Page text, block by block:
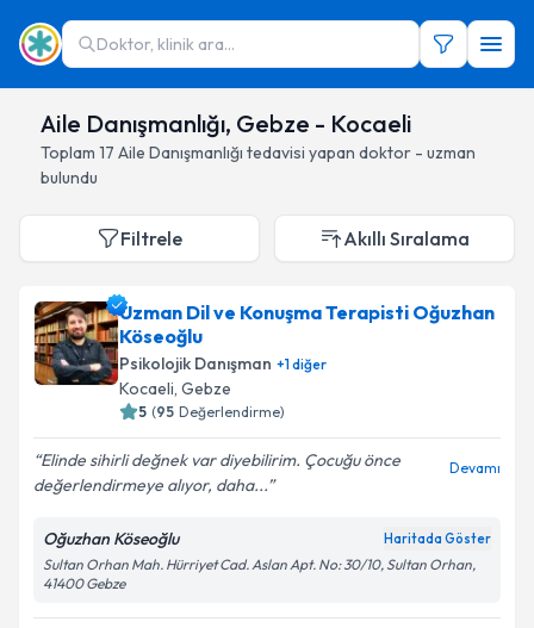
Doktor, klinik ara...
Aile Danışmanlığı, Gebze - Kocaeli
Toplam 17 Aile Danışmanlığı tedavisi yapan doktor - uzman
bulundu
Filtrele Akıllı Sıralama
Uzman Dil ve Konuşma Terapisti Oğuzhan
Köseoğlu
Psikolojik Danışman +1diğer
Kocaeli, Gebze
5 (95 Değerlendirme)
Elinde sihirli değnek var diyebilirim. Çocuğu önce
değerlendirmeye alıyor, daha...
Devamı
Oğuzhan Köseoğlu Haritada Göster
Sultan Orhan Mah. Hürriyet Cad. Aslan Apt. No: 30/10, Sultan Orhan,
41400 Gebze